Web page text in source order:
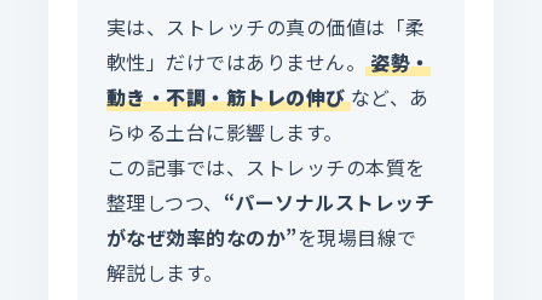
実は、ストレッチの真の価値は「柔
軟性」だけではありません。姿勢・
動き・不調・筋トレの伸びなど、あ
らゆる土台に影響します。
この記事では、ストレッチの本質を
整理しつつ、 “パーソナルストレッチ
がなぜ効率的なのか”を現場目線で
解説します。